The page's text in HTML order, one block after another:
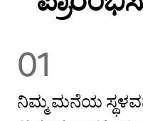
01
ನಿಮ್ಮ ಮನೆಯ